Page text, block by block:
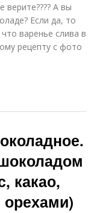
А вы
Если да, то
варенье слива в
рецепту с фото
какао,